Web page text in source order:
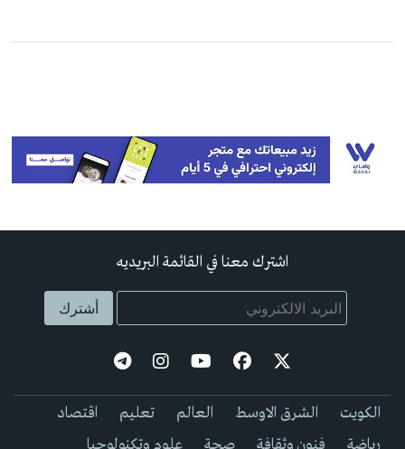
اشترك معنا في القائمة البريديه
الكويت الشرق الاوسط العالم تعليم
اقتصاد
رياضة
فنون وثقافة صحة علوم وتكنولوجيا